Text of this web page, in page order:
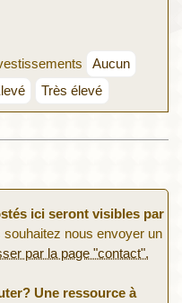
Aucun
Très élevé
ici seront visibles par
souhaitez nous envoyer un
par la page "contact".
Une ressource à